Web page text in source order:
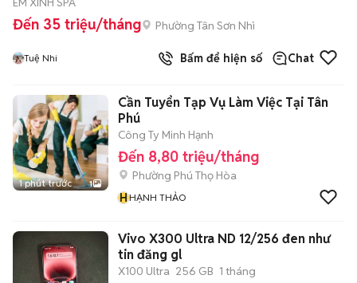
Đến 35 triệu/tháng Phường Tân Sơn Nhì
Tuệ Nhi Bấm để hiện số Chat
1 phút trước 1
Cần Tuyển Tạp Vụ Làm Việc Tại Tân
Phú
Công Ty Minh Hạnh
Đến 8,80 triệu/tháng
Phường Phú Thọ Hòa
HHẠNH THẢO
Vivo X300 Ultra ND 12/256 đen như
tin đăng gl
X100 Ultra 256 GB 1 tháng